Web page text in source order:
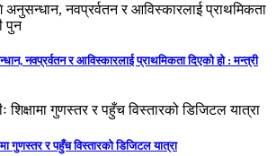
नवप्रर्वतन र आविस्कारलाई प्राथमिकता दिएको हो : मन्त्री
गुणस्तर र पहुँच विस्तारको डिजिटल यात्रा